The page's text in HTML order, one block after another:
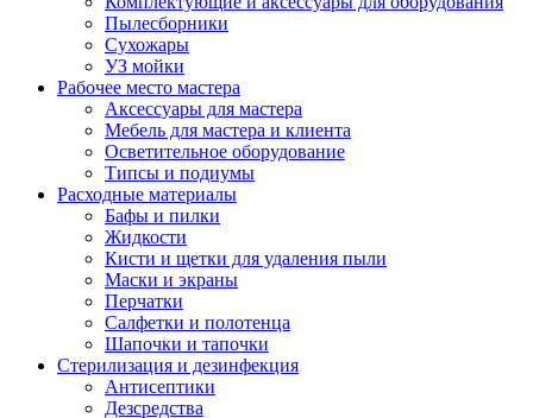
Пылесборники
Сухожары
УЗ мойки
Рабочее место мастера
Аксессуары для мастера
Мебель для мастера и клиента
Осветительное оборудование
Типсы и подиумы
Расходные материалы
Бафы и пилки
Жидкости
Кисти и щетки для удаления пыли
Маски и экраны
Перчатки
Салфетки и полотенца
Шапочки и тапочки
Стерилизация и дезинфекция
Антисептики
Дезсредства